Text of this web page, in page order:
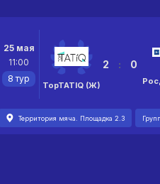
25 мая
11:00
8 тур
TopTATIQ (Ж)
2 : 0
Территория мяча. Площадка 2.3